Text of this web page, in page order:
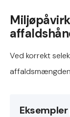
Ved korrekt